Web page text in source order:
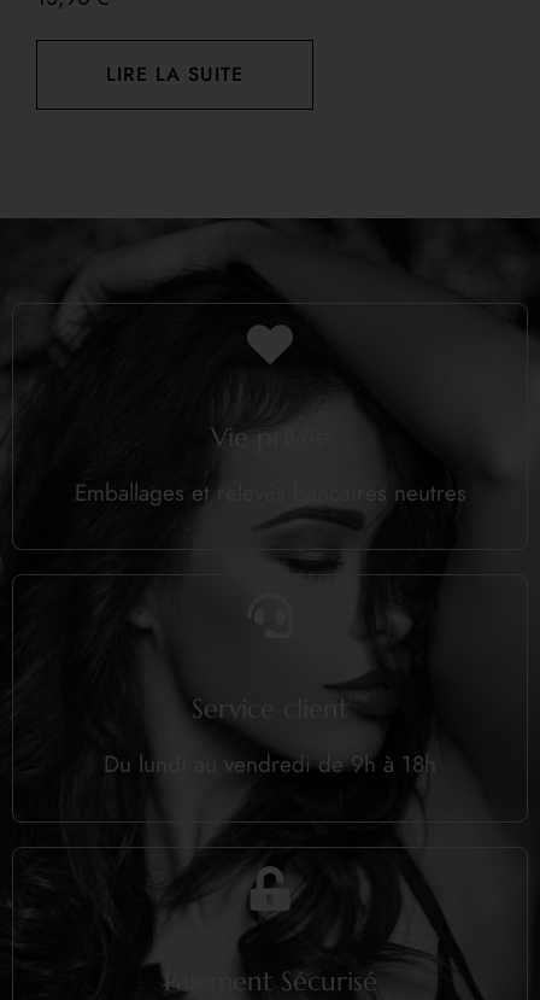
LIRE LA SUITE
Vie privée
Emballages et relevés bancaires neutres
Service client
Du lundi au vendredi de 9h à 18h
Paiement Sécurisé